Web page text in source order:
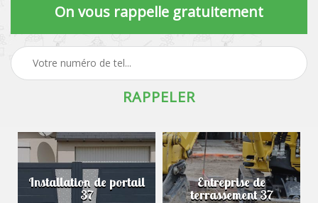
On vous rappelle gratuitement
Installation de portail
37
Entreprise de
terrassement 37